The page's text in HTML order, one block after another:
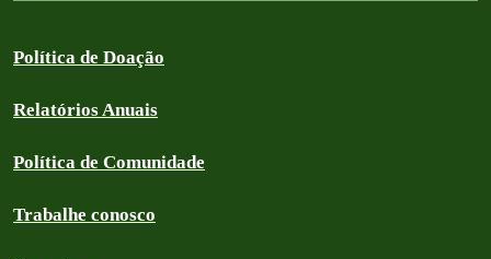
Política de Doação
Relatórios Anuais
Política de Comunidade
Trabalhe conosco